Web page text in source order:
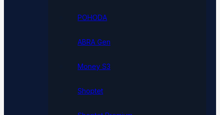
POHODA
ABRA Gen
Money S3
Shoptet